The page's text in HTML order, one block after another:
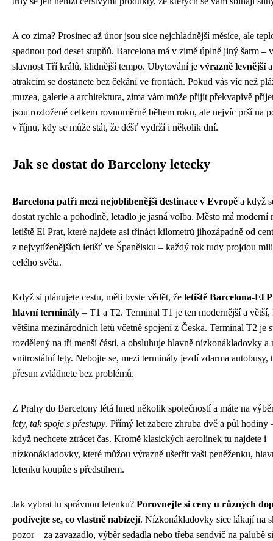
A co zima? Prosinec až únor jsou sice nejchladnější měsíce, ale
spadnou pod deset stupňů. Barcelona má v zimě úplně jiný šarm –
slavnost Tří králů, klidnější tempo. Ubytování je výrazně levnějšía
atrakcím se dostanete bez čekání ve frontách. Pokud vás víc než
muzea, galerie a architektura, zima vám může přijít překvapivě
jsou rozložené celkem rovnoměrně během roku, ale nejvíc prší na
v říjnu, kdy se může stát, že déšť vydrží i několik dní.
Jak se dostat do Barcelony letecky
Barcelona patří mezi nejoblíbenější destinace v Evropě a když
dostat rychle a pohodlně, letadlo je jasná volba. Město má moderní
letiště El Prat, které najdete asi třináct kilometrů jihozápadně od
z nejvytíženějších letišť ve Španělsku – každý rok tudy projdou
celého světa.
Když si plánujete cestu, měli byste vědět, že letiště Barcelona-El
hlavní terminály – T1 a T2. Terminal T1 je ten modernější a větší,
většina mezinárodních letů včetně spojení z Česka. Terminal T2 je
rozdělený na tři menší části, a obsluhuje hlavně nízkonákladovky a
vnitrostátní lety. Nebojte se, mezi terminály jezdí zdarma autobusy,
přesun zvládnete bez problémů.
Z Prahy do Barcelony létá hned několik společností a máte na
lety, tak spoje s přestupy. Přímý let zabere zhruba dvě a půl hodiny
když nechcete ztrácet čas. Kromě klasických aerolinek tu najdete i
nízkonákladovky, které můžou výrazně ušetřit vaši peněženku,
letenku koupíte s předstihem.
Jak vybrat tu správnou letenku? Porovnejte si ceny u různých
podívejte se, co vlastně nabízejí. Nízkonákladovky sice lákají na
pozor – za zavazadlo, výběr sedadla nebo třeba sendvič na palubě